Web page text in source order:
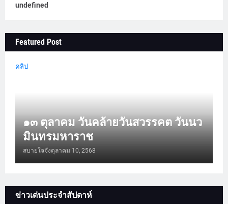
undefned
Featured Post
คลิป
๑๓ ตุลาคม วันคล้ายวันสวรรคต วันนว
มินทรมหาราช
สบายใจจังตุลาคม 10, 2568
ข่าวเด่นประจำสัปดาห์